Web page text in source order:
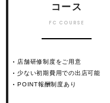
コース
FC COURSE
店舗研修制度をご用意
少ない初期費用での出店可能
POINT報酬制度あり